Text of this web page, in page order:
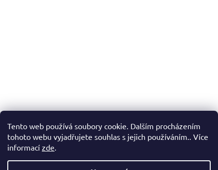
Tento web používá soubory cookie. Dalším procházením
tohoto webu vyjadřujete souhlas s jejich používáním.. Více
informací zde.